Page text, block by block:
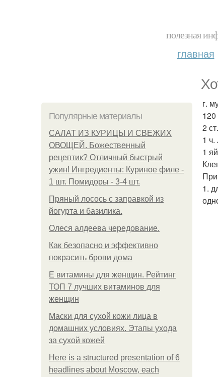
полезная
главная
Популярные материалы
САЛАТ ИЗ КУРИЦЫ И СВЕЖИХ
ОВОЩЕЙ. Божественный
рецептик? Отличный быстрый
ужин! Ингредиенты: Куриное филе -
1 шт. Помидоры - 3-4 шт.
Пряный лосось с заправкой из
йогурта и базилика.
Олеся алдеева чередование.
Как безопасно и эффективно
покрасить брови дома
Е витамины для женщин. Рейтинг
ТОП 7 лучших витаминов для
женщин
Маски для сухой кожи лица в
домашних условиях. Этапы ухода
за сухой кожей
Here is a structured presentation of 6
headlines about Moscow, each
г.
2
1 ч.
1
1.